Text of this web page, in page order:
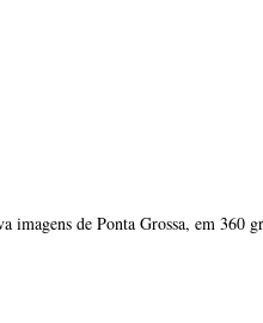
imagens de Ponta Grossa, em 360